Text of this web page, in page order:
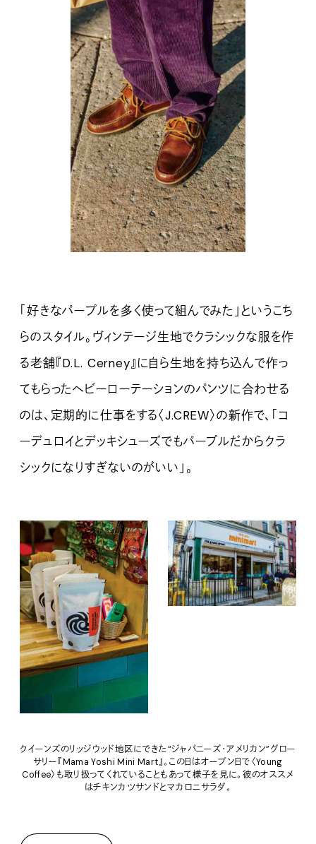
「好きなパープルを多く使って組んでみた」というこち
らのスタイル。ヴィンテージ生地でクラシックな服を作
る老舗『D.L. Cerney』に自ら生地を持ち込んで作っ
てもらったヘビーローテーションのパンツに合わせる
のは、定期的に仕事をする〈J.CREW〉の新作で、「コ
ーデュロイとデッキシューズでもパープルだからクラ
シックになりすぎないのがいい」。
クイーンズのリッジウッド地区にできた“ジャパニーズ・アメリカン”グロー
サリー『Mama Yoshi Mini Mart』。この日はオープン日で〈Young
Coffee〉も取り扱ってくれていることもあって様子を見に。彼のオススメ
はチキンカツサンドとマカロニサラダ。